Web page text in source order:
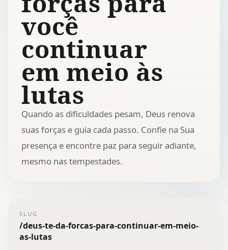
você
continuar
em meio às
lutas
Quando as dificuldades pesam, Deus renova
suas forças e guia cada passo. Confie na Sua
presença e encontre paz para seguir adiante,
mesmo nas tempestades.
SLUG
/deus-te-da-forcas-para-continuar-em-meio-
as-lutas